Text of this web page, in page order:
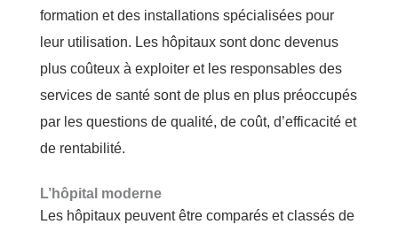
formation et des installations spécialisées pour
leur utilisation. Les hôpitaux sont donc devenus
plus coûteux à exploiter et les responsables des
services de santé sont de plus en plus préoccupés
par les questions de qualité, de coût, d’efficacité et
de rentabilité.
L’hôpital moderne
Les hôpitaux peuvent être comparés et classés de